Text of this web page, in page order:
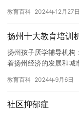
出…
教育百科 2024年12月27日
扬州十大教育培训
扬州孩子厌学辅导机构
着扬州经济的发展和城
学。…
教育百科 2024年9月6日
社区抑郁症